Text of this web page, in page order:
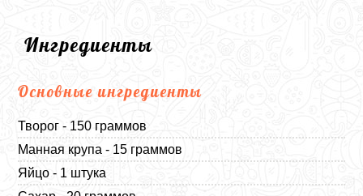
Ингредиенты
Основные ингредиенты
Творог - 150 граммов
Манная крупа - 15 граммов
Яйцо - 1 штука